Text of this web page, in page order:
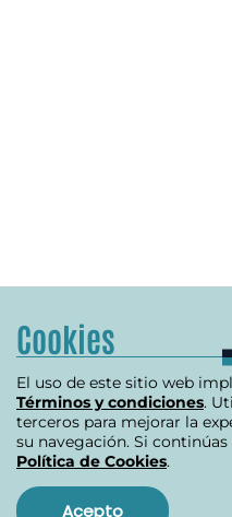
Cookies
El uso de este sitio web
Términos y condiciones.
terceros para mejorar la
su navegación. Si
Política de Cookies.
Acepto